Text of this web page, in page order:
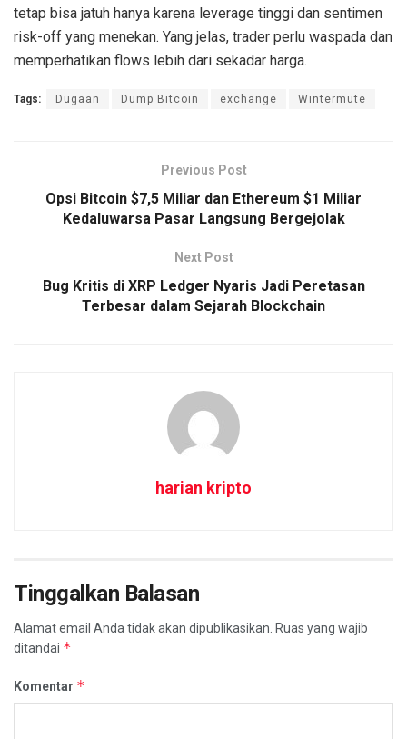
tetap bisa jatuh hanya karena leverage tinggi dan sentimen
risk-off yang menekan. Yang jelas, trader perlu waspada dan
memperhatikan flows lebih dari sekadar harga.
Tags: Dugaan Dump Bitcoin exchange Wintermute
Previous Post
Opsi Bitcoin $7,5 Miliar dan Ethereum $1 Miliar
Kedaluwarsa Pasar Langsung Bergejolak
Next Post
Bug Kritis di XRP Ledger Nyaris Jadi Peretasan
Terbesar dalam Sejarah Blockchain
harian kripto
Tinggalkan Balasan
Alamat email Anda tidak akan dipublikasikan. Ruas yang wajib
ditandai *
Komentar *